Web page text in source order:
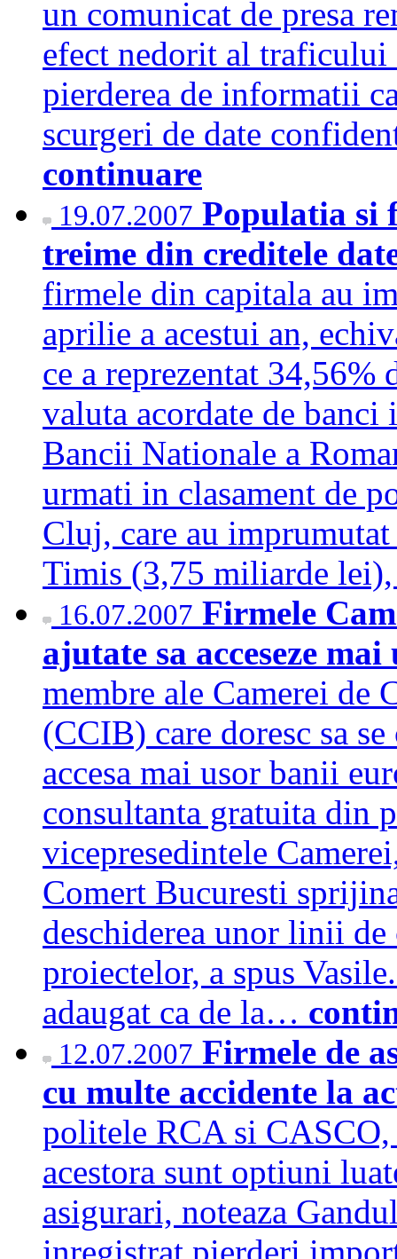
un comunicat de presa
efect nedorit al traficului
pierderea de informatii
scurgeri de date
continuare
19.07.2007 Populatia si
treime din creditele
firmele din capitala au
aprilie a acestui an,
ce a reprezentat
valuta acordate de banci
Bancii Nationale a
urmati in clasament de
Cluj, care au
Timis (3,75 miliarde
16.07.2007 Firmele
ajutate sa acceseze
membre ale Camerei de
(CCIB) care doresc sa
accesa mai usor banii
consultanta gratuita din
vicepresedintele
Comert Bucuresti
deschiderea unor linii
proiectelor, a spus
adaugat ca de la…
12.07.2007 Firmele de
cu multe accidente la
politele RCA si CASCO,
acestora sunt optiuni
asigurari, noteaza